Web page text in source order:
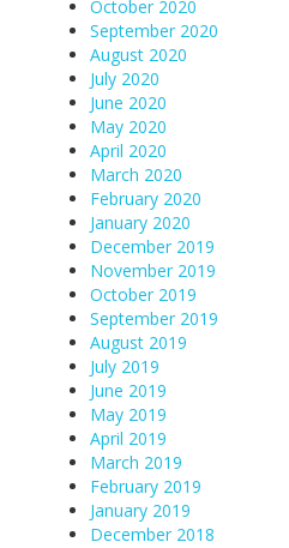
October 2020
September 2020
August 2020
July 2020
June 2020
May 2020
April 2020
March 2020
February 2020
January 2020
December 2019
November 2019
October 2019
September 2019
August 2019
July 2019
June 2019
May 2019
April 2019
March 2019
February 2019
January 2019
December 2018